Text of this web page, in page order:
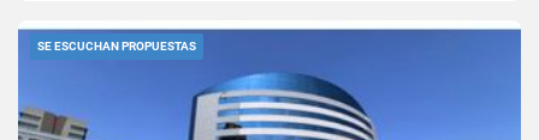
SE ESCUCHAN PROPUESTAS